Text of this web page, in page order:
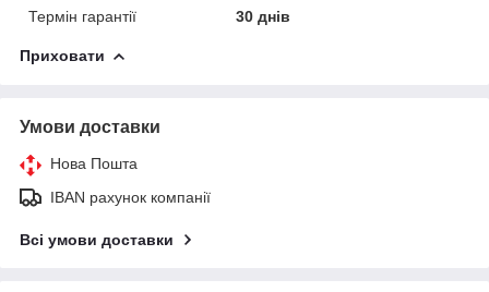
Термін гарантії
30 днів
Приховати
Умови доставки
Нова Пошта
IBAN рахунок компанії
Всі умови доставки